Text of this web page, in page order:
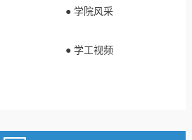
● 学院风采
● 学工视频